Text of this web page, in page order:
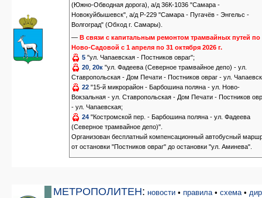
(Южно-Обводная дорога), а/д 36К-1036 "Самара -
Новокуйбышевск", а/д Р-229 "Самара - Пугачёв - Энгельс -
Волгоград" (Обход г. Самары).
— В связи с капитальным ремонтом трамвайных путей по
Ново-Садовой с 1 апреля по 31 октября 2026 г.
5 "ул. Чапаевская - Постников овраг";
20 ,20к "ул. Фадеева (Северное трамвайное депо) - ул.
Ставропольская - Дом Печати - Постников овраг - ул.
22 "15-й микрорайон - Барбошина поляна - ул. Ново-
Вокзальная - ул. Ставропольская - Дом Печати - Постников
- ул. Чапаевская;
24 "Костромской пер. - Барбошина поляна - ул. Фадеева
(Северное трамвайное депо)".
Организован бесплатный компенсационный автобусный
от остановки "Постников овраг" до остановки "ул. Аминева".
МЕТРОПОЛИТЕН: новости • правила• схема•